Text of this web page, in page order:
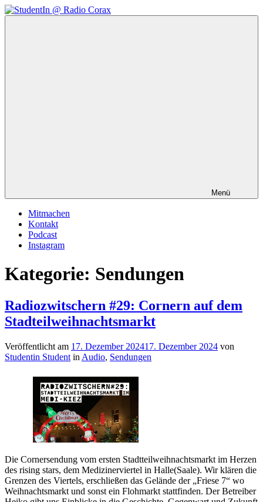
Zum
Inhalt
Menü
Mitmachen
Kontakt
Podcast
Instagram
Kategorie: Sendungen
Radiozwitschern #29: Cornern auf dem
Stadteilweihnachtsmarkt
Veröffentlicht am 17. Dezember 202417. Dezember 2024 von
Studentin Student in Audio, Sendungen
Die Cornersendung vom ersten Stadtteilweihnachtsmarkt im Herzen
des rising stars, dem Medizinerviertel in Halle(Saale). Wir klären die
Grenzen des Viertels, erschließen das Gelände der „Friese 7“ wo
Weihnachtsmarkt und sonst ein Flohmarkt stattfinden. Der Betreiber